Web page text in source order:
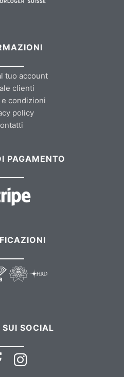
tuo account
clienti
condizioni
policy
PAGAMENTO
SUI SOCIAL